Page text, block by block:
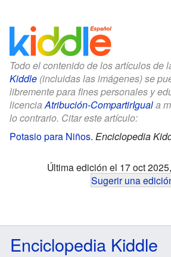
Todo el contenido de los artículos de
Kiddle (incluidas las imágenes) se
libremente para fines personales y
licenciaAtribución-CompartirIguala
lo contrario. Citar este artículo:
Potasio para Niños. Enciclopedia
Última edición el 17 oct
Sugerir una
Enciclopedia Kiddle